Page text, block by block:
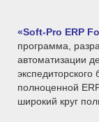
«Soft-Pro ERP
программа,
автоматизации
полноценной
широкий круг